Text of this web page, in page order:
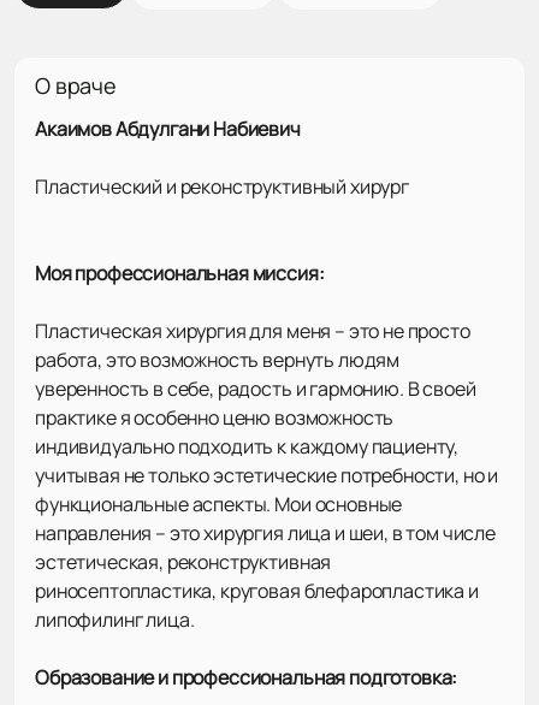
О враче
Акаимов Абдулгани Набиевич
Пластический и реконструктивный хирург
Моя профессиональная миссия:
Пластическая хирургия для меня – это не просто
работа, это возможность вернуть людям
уверенность в себе, радость и гармонию. В своей
практике я особенно ценю возможность
индивидуально подходить к каждому пациенту,
учитывая не только эстетические потребности, но и
функциональные аспекты. Мои основные
направления – это хирургия лица и шеи, в том числе
эстетическая, реконструктивная
риносептопластика, круговая блефаропластика и
липофилинг лица.
Образование и профессиональная подготовка: